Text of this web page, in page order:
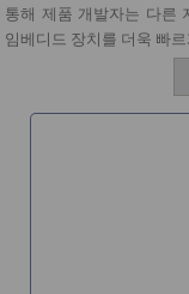
통해 제품 개발자는 다른
임베디드 장치를 더욱 빠